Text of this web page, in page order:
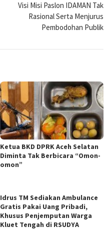
Visi Misi Paslon IDAMAN Tak
Rasional Serta Menjurus
Pembodohan Publik
Ketua BKD DPRK Aceh Selatan
Diminta Tak Berbicara “Omon-
omon”
Idrus TM Sediakan Ambulance
Gratis Pakai Uang Pribadi,
Khusus Penjemputan Warga
Kluet Tengah di RSUDYA